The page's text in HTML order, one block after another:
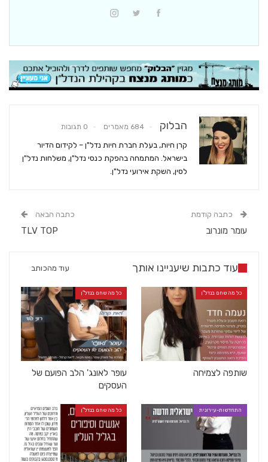
הבלוק 684 מאמרים 0 תגובות
קרן חיות, בעלת חברת חיות נדל"ן – לקידום הדיור
בישראל. המתמחה בהפקת כנסי נדל"ן, משלחות נדל"ן
לסין, השקת אירועי נדל"ן.
כתבה קודמת
עומר מונרוב
כתבה הבאה
TLV TOP
עוד כתבות שיעניינו אותך עוד מהכותב
כל מה שחם בנדל"ן
שותפה לצמיחה
כל מה שחם בנדל"ן
עופר לאונג' הלב הפועם של
העסקים
התחדשות-עירונית כל מה שחם בנדל"ן